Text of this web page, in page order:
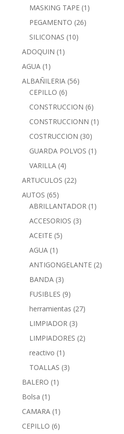
MASKING TAPE (1)
PEGAMENTO (26)
SILICONAS (10)
ADOQUIN (1)
AGUA (1)
ALBAÑILERIA (56)
CEPILLO (6)
CONSTRUCCION (6)
CONSTRUCCIONN (1)
COSTRUCCION (30)
GUARDA POLVOS (1)
VARILLA (4)
ARTUCULOS (22)
AUTOS (65)
ABRILLANTADOR (1)
ACCESORIOS (3)
ACEITE (5)
AGUA (1)
ANTIGONGELANTE (2)
BANDA (3)
FUSIBLES (9)
herramientas (27)
LIMPIADOR (3)
LIMPIADORES (2)
reactivo (1)
TOALLAS (3)
BALERO (1)
Bolsa (1)
CAMARA (1)
CEPILLO (6)